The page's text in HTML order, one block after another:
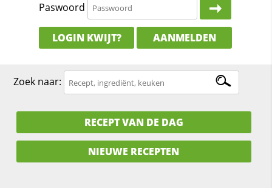
Paswoord
LOGIN KWIJT? AANMELDEN
Zoek naar:
RECEPT VAN DE DAG
NIEUWE RECEPTEN